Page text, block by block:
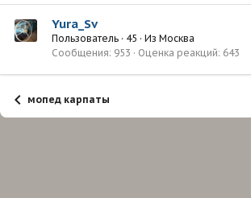
Yura_Sv
Пользователь · 45 · Из Москва
Сообщения 953 Оценка реакций 643
мопед карпаты